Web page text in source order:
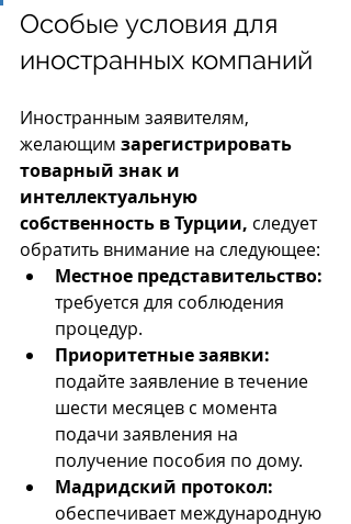
Особые условия для
иностранных компаний
Иностранным заявителям,
желающим зарегистрировать
товарный знак и
интеллектуальную
собственность в Турции, следует
обратить внимание на следующее:
Местное представительство:
требуется для соблюдения
процедур.
Приоритетные заявки:
подайте заявление в течение
шести месяцев с момента
подачи заявления на
получение пособия по дому.
Мадридский протокол:
обеспечивает международную